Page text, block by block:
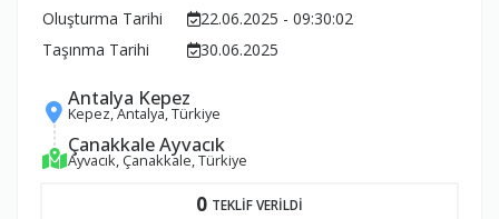
Oluşturma Tarihi
22.06.2025 - 09:30:02
Taşınma Tarihi
30.06.2025
Antalya Kepez
Kepez, Antalya, Türkiye
Çanakkale Ayvacık
Ayvacık, Çanakkale, Türkiye
0 TEKLİF VERİLDİ